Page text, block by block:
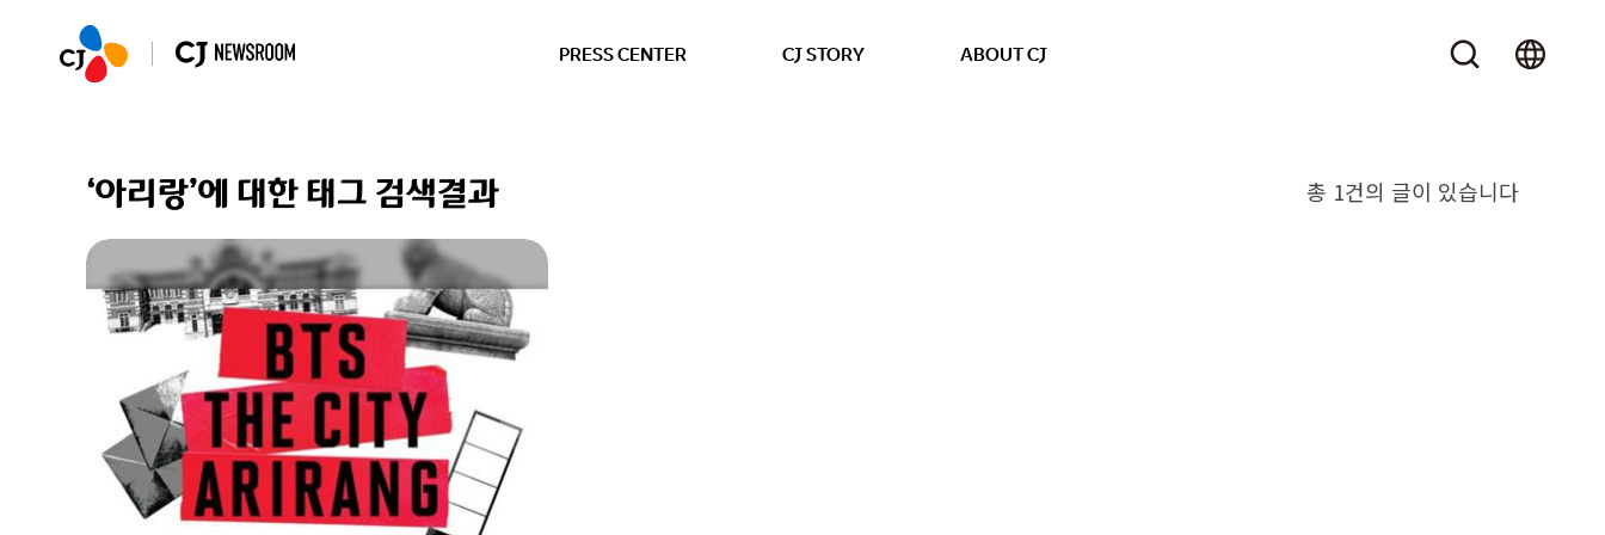
PRESS CENTER CJ STORY ABOUT CJ
‘아리랑’에 대한 태그 검색결과 총 1건의 글이 있습니다